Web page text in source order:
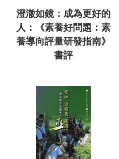
澄澈如鏡：成為更好的
人：《素養好問題：素
養導向評量研發指南》
書評